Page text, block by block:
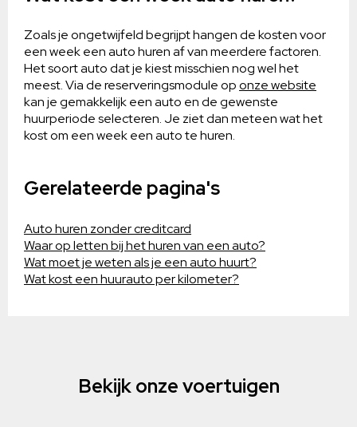
Zoals je ongetwijfeld begrijpt hangen de kosten voor
een week een auto huren af van meerdere factoren.
Het soort auto dat je kiest misschien nog wel het
meest. Via de reserveringsmodule oponze website
kan je gemakkelijk een auto en de gewenste
huurperiode selecteren. Je ziet dan meteen wat het
kost om een week een auto te huren.
Gerelateerde pagina's
Auto huren zonder creditcard
Waar op letten bij het huren van een auto?
Wat moet je weten als je een auto huurt?
Wat kost een huurauto per kilometer?
Bekijk onze voertuigen